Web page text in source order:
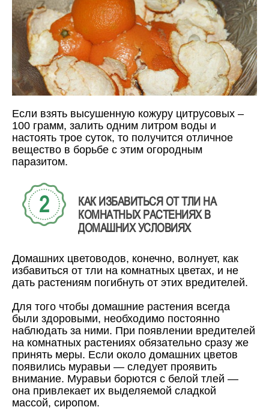
Если взять высушенную кожуру цитрусовых –
100 грамм, залить одним литром воды и
настоять трое суток, то получится отличное
вещество в борьбе с этим огородным
паразитом.
КАК ИЗБАВИТЬСЯ ОТ ТЛИ НА
КОМНАТНЫХ РАСТЕНИЯХ В
ДОМАШНИХ УСЛОВИЯХ
Домашних цветоводов, конечно, волнует, как
избавиться от тли на комнатных цветах, и не
дать растениям погибнуть от этих вредителей.
Для того чтобы домашние растения всегда
были здоровыми, необходимо постоянно
наблюдать за ними. При появлении вредителей
на комнатных растениях обязательно сразу же
принять меры. Если около домашних цветов
появились муравьи — следует проявить
внимание. Муравьи борются с белой тлей —
она привлекает их выделяемой сладкой
массой, сиропом.